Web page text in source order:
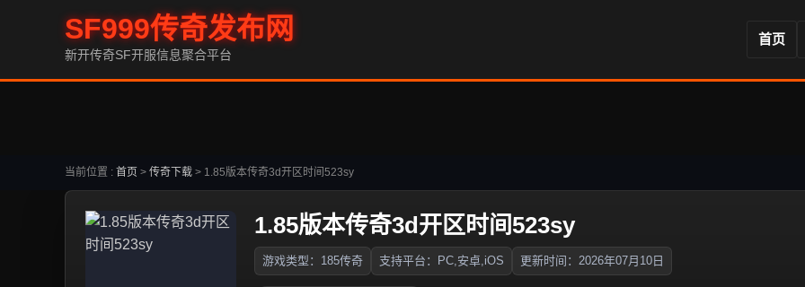
SF999传奇发布网
新开传奇SF开服信息聚合平台
首页
当前位置 : 首页 > 传奇下载 > 1.85版本传奇3d开区时间523sy
1.85版本传奇3d开区时间523sy
游戏类型：185传奇 支持平台：PC,安卓,iOS 更新时间：2026年07月10日